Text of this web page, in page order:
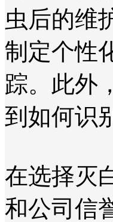
虫后的维
制定个性
踪。此外
到如何识
在选择灭
和公司信